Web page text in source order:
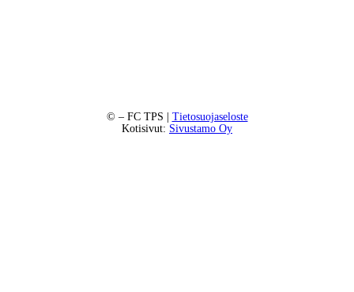
© – FC TPS | Tietosuojaseloste
Kotisivut: Sivustamo Oy